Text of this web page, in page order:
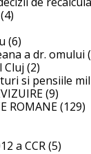
(4)
(6)
a dr. omului
Cluj (2)
si pensiile
(9)
ROMANE (129)
a CCR (5)